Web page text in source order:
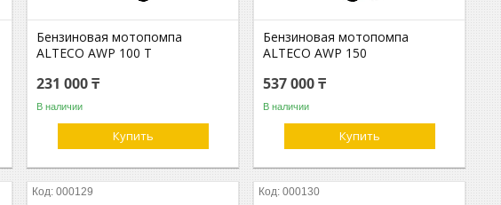
Бензиновая мотопомпа
ALTECO AWP 100 T
231 000 ₸
В наличии
Купить
Бензиновая мотопомпа
ALTECO AWP 150
537 000 ₸
В наличии
Купить
000129 000130